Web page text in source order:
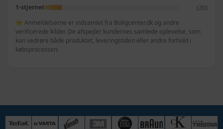
1-stjernet (20)
⭐ Anmeldelserne er indsamlet fra Boligcenter.dk og andre
verificerede kilder. De afspejler kundernes samlede oplevelse, som
kan vedrøre både produktet, leveringstiden eller andre forhold i
købsprocessen.